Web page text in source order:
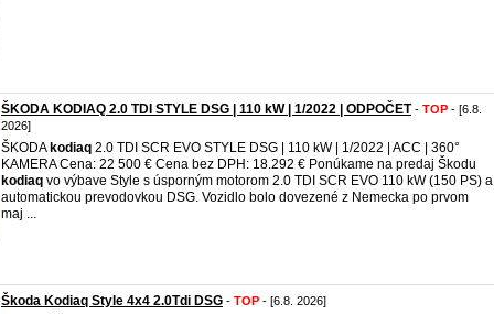
ŠKODA KODIAQ 2.0 TDI STYLE DSG | 110 kW | 1/2022 | ODPOČET- TOP - [6.8.
2026]
ŠKODA kodiaq 2.0 TDI SCR EVO STYLE DSG | 110 kW | 1/2022 | ACC | 360°
KAMERA Cena: 22 500 € Cena bez DPH: 18.292 € Ponúkame na predaj Škodu
kodiaq vo výbave Style s úsporným motorom 2.0 TDI SCR EVO 110 kW (150 PS) a
automatickou prevodovkou DSG. Vozidlo bolo dovezené z Nemecka po prvom
maj ...
Škoda Kodiaq Style 4x4 2.0Tdi DSG - TOP - [6.8. 2026]